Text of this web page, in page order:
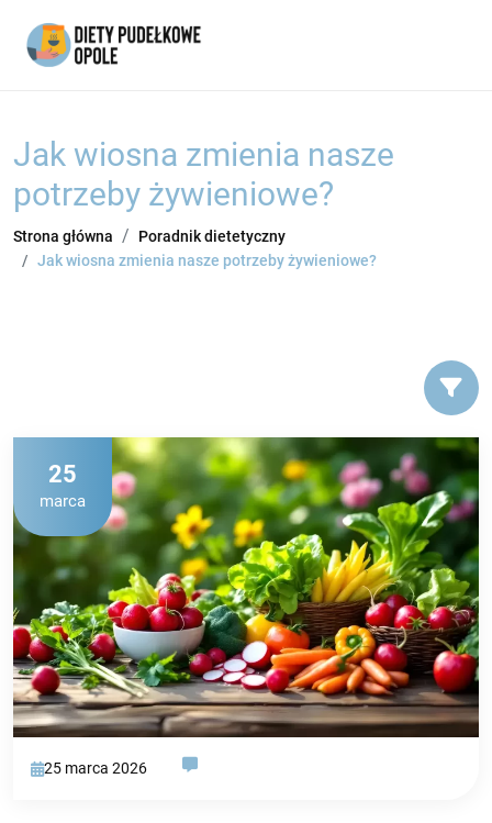
Jak wiosna zmienia nasze
potrzeby żywieniowe?
Strona główna
Poradnik dietetyczny
Jak wiosna zmienia nasze potrzeby żywieniowe?
25 marca 2026
25
marca